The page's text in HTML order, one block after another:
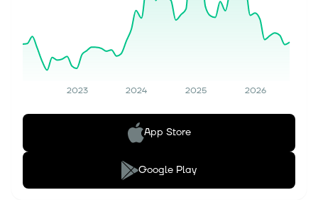
2023 2024 2025 2026
App Store
Google Play